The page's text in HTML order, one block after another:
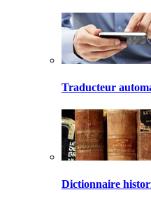
Traducteur
Dictionnaire